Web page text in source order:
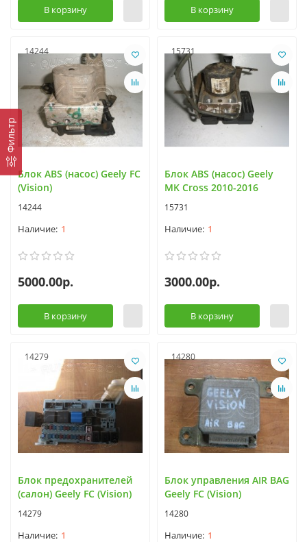
Фильтр
В корзину В корзину
14244
Блок ABS (насос) Geely FC
(Vision)
14244
1
5000.00р.
В корзину
15731
Блок ABS (насос) Geely
MK Cross 2010-2016
15731
1
3000.00р.
В корзину
14279
Блок предохранителей
(салон) Geely FC (Vision)
14279
1
14280
Блок управления AIR BAG
Geely FC (Vision)
14280
1